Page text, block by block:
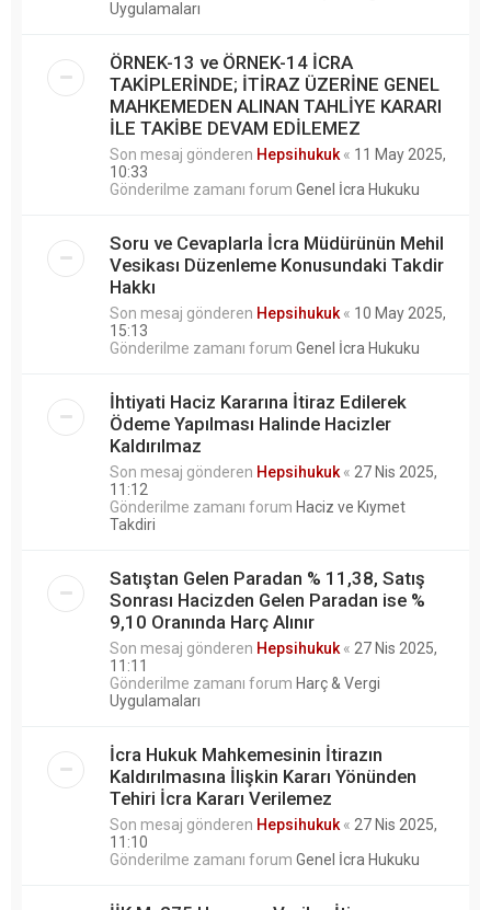
Uygulamaları
ÖRNEK-13 ve ÖRNEK-14 İCRA
TAKİPLERİNDE; İTİRAZ ÜZERİNE GENEL
MAHKEMEDEN ALINAN TAHLİYE KARARI
İLE TAKİBE DEVAM EDİLEMEZ
Son mesaj gönderen Hepsihukuk « 11 May 2025,
10:33
Gönderilme zamanı forum Genel İcra Hukuku
Soru ve Cevaplarla İcra Müdürünün Mehil
Vesikası Düzenleme Konusundaki Takdir
Hakkı
Son mesaj gönderen Hepsihukuk « 10 May 2025,
15:13
Gönderilme zamanı forum Genel İcra Hukuku
İhtiyati Haciz Kararına İtiraz Edilerek
Ödeme Yapılması Halinde Hacizler
Kaldırılmaz
Son mesaj gönderen Hepsihukuk « 27 Nis 2025,
11:12
Gönderilme zamanı forum Haciz ve Kıymet
Takdiri
Satıştan Gelen Paradan % 11,38, Satış
Sonrası Hacizden Gelen Paradan ise %
9,10 Oranında Harç Alınır
Son mesaj gönderen Hepsihukuk « 27 Nis 2025,
11:11
Gönderilme zamanı forum Harç & Vergi
Uygulamaları
İcra Hukuk Mahkemesinin İtirazın
Kaldırılmasına İlişkin Kararı Yönünden
Tehiri İcra Kararı Verilemez
Son mesaj gönderen Hepsihukuk « 27 Nis 2025,
11:10
Gönderilme zamanı forum Genel İcra Hukuku